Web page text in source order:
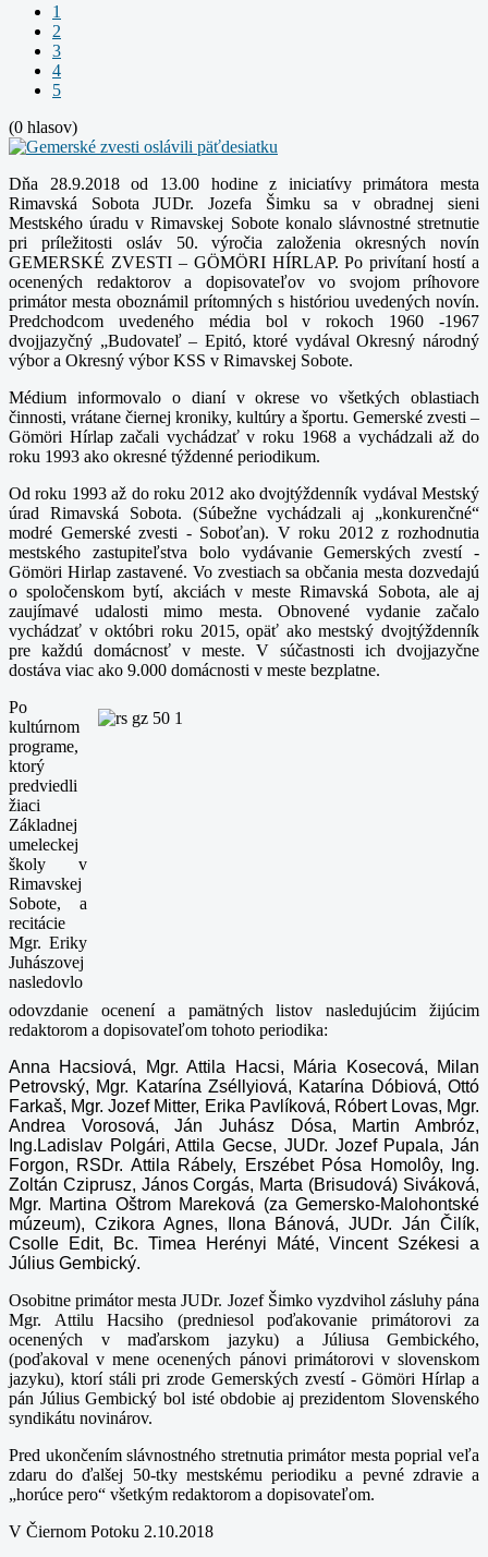
1
2
3
4
5
(0 hlasov)
Dňa 28.9.2018 od 13.00 hodine z iniciatívy primátora mesta
Rimavská Sobota JUDr. Jozefa Šimku sa v obradnej sieni
Mestského úradu v Rimavskej Sobote konalo slávnostné stretnutie
pri príležitosti osláv 50. výročia založenia okresných novín
GEMERSKÉ ZVESTI – GÖMÖRI HÍRLAP.Po privítaní hostí a
ocenených redaktorov a dopisovateľov vo svojom príhovore
primátor mesta oboznámil prítomných s históriou uvedených novín.
Predchodcom uvedeného média bol v rokoch 1960 -1967
dvojjazyčný „Budovateľ – Epitó, ktoré vydával Okresný národný
výbor a Okresný výbor KSS v Rimavskej Sobote.
Médium informovalo o dianí v okrese vo všetkých oblastiach
činnosti, vrátane čiernej kroniky, kultúry a športu. Gemerské zvesti –
Gömöri Hírlap začali vychádzať v roku 1968 a vychádzali až do
roku 1993 ako okresné týždenné periodikum.
Od roku 1993 až do roku 2012 ako dvojtýždenník vydával Mestský
úrad Rimavská Sobota. (Súbežne vychádzali aj „konkurenčné“
modré Gemerské zvesti - Soboťan). V roku 2012 z rozhodnutia
mestského zastupiteľstva bolo vydávanie Gemerských zvestí -
Gömöri Hirlap zastavené. Vo zvestiach sa občania mesta dozvedajú
o spoločenskom bytí, akciách v meste Rimavská Sobota, ale aj
zaujímavé udalosti mimo mesta. Obnovené vydanie začalo
vychádzať v októbri roku 2015, opäť ako mestský dvojtýždenník
pre každú domácnosť v meste. V súčastnosti ich dvojjazyčne
dostáva viac ako 9.000 domácnosti v meste bezplatne.
Po
kultúrnom
programe,
ktorý
predviedli
žiaci
Základnej
umeleckej
školy v
Rimavskej
Sobote, a
recitácie
Mgr. Eriky
Juhászovej
nasledovlo
odovzdanie ocenení a pamätných listov nasledujúcim žijúcim
redaktorom a dopisovateľom tohoto periodika:
Anna Hacsiová, Mgr. Attila Hacsi, Mária Kosecová, Milan
Petrovský, Mgr. Katarína Zséllyiová, Katarína Dóbiová, Ottó
Farkaš, Mgr. Jozef Mitter, Erika Pavlíková, Róbert Lovas, Mgr.
Andrea Vorosová, Ján Juhász Dósa, Martin Ambróz,
Ing.Ladislav Polgári, Attila Gecse, JUDr. Jozef Pupala, Ján
Forgon, RSDr. Attila Rábely, Erszébet Pósa Homolôy, Ing.
Zoltán Cziprusz, János Corgás, Marta (Brisudová) Siváková,
Mgr. Martina Oštrom Mareková (za Gemersko-Malohontské
múzeum), Czikora Agnes, Ilona Bánová, JUDr. Ján Čilík,
Csolle Edit, Bc. Timea Herényi Máté, Vincent Székesi a
Július Gembický.
Osobitne primátor mesta JUDr. Jozef Šimko vyzdvihol zásluhy pána
Mgr. Attilu Hacsiho (predniesol poďakovanie primátorovi za
ocenených v maďarskom jazyku) a Júliusa Gembického,
(poďakoval v mene ocenených pánovi primátorovi v slovenskom
jazyku), ktorí stáli pri zrode Gemerských zvestí - Gömöri Hírlap a
pán Július Gembický bol isté obdobie aj prezidentom Slovenského
syndikátu novinárov.
Pred ukončením slávnostného stretnutia primátor mesta poprial veľa
zdaru do ďalšej 50-tky mestskému periodiku a pevné zdravie a
„horúce pero“ všetkým redaktorom a dopisovateľom.
V Čiernom Potoku 2.10.2018